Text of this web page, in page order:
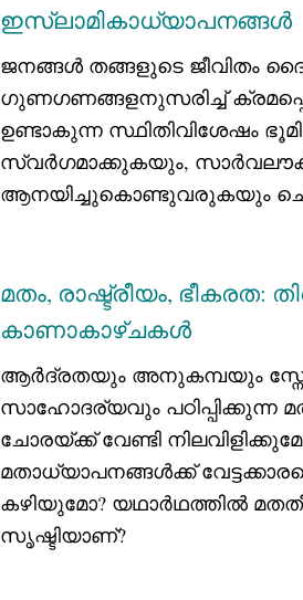
ഇസ്‌ലാമികാധ്യാപനങ്ങള്‍
ജനങ്ങള്‍ തങ്ങളുടെ ജീവിതം
ഗുണഗണങ്ങളനുസരിച്ച്
ഉണ്ടാകുന്ന സ്ഥിതിവിശേഷം
സ്വര്‍ഗമാക്കുകയും,
ആനയിച്ചുകൊണ്ടുവരുകയും
മതം, രാഷ്ട്രീയം, ഭീകരത:
കാണാകാഴ്ചകൾ
ആർദ്രതയും അനുകമ്പയും
സാഹോദര്യവും പഠിപ്പിക്കുന്ന
ചോരയ്ക്ക് വേണ്ടി
മതാധ്യാപനങ്ങൾക്ക്
കഴിയുമോ? യഥാർഥത്തിൽ
സൃഷ്ടിയാണ്?